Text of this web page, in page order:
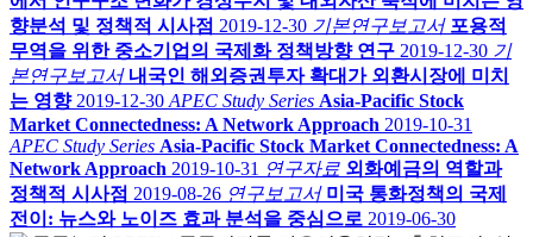
향분석 및 정책적 시사점 2019-12-30 기본연구보고서 포용적
무역을 위한 중소기업의 국제화 정책방향 연구 2019-12-30 기
본연구보고서 내국인 해외증권투자 확대가 외환시장에 미치
는 영향 2019-12-30 APEC Study Series Asia-Pacific Stock
Market Connectedness: A Network Approach 2019-10-31
APEC Study Series Asia-Pacific Stock Market Connectedness: A
Network Approach 2019-10-31 연구자료 외화예금의 역할과
정책적 시사점 2019-08-26 연구보고서 미국 통화정책의 국제
전이: 뉴스와 노이즈 효과 분석을 중심으로 2019-06-30